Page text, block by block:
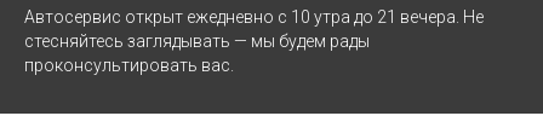
Автосервис открыт ежедневно с 10 утра до 21 вечера. Не
стесняйтесь заглядывать — мы будем рады
проконсультировать вас.